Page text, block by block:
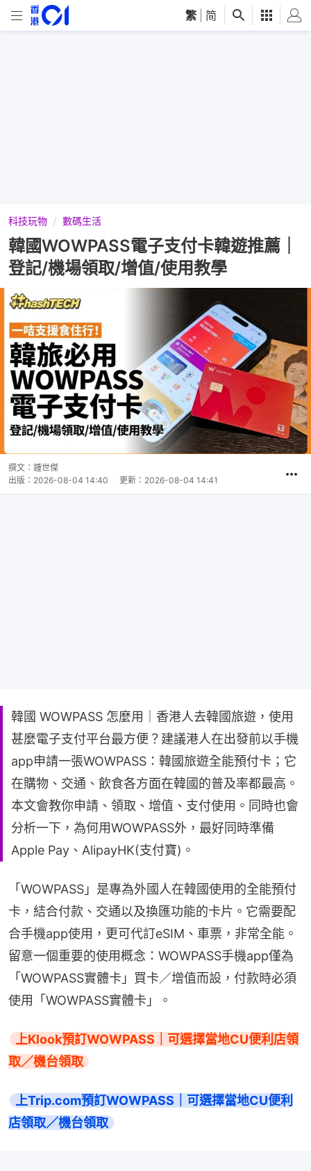
繁 简
科技玩物 數碼生活
韓國WOWPASS電子支付卡韓遊推薦｜
登記/機場領取/增值/使用教學
撰文： 鍾世傑
出版： 2026-08-04 14:40 更新： 2026-08-04 14:41
韓國 WOWPASS 怎麼用｜香港人去韓國旅遊，使用
甚麼電子支付平台最方便？建議港人在出發前以手機
app申請一張WOWPASS：韓國旅遊全能預付卡；它
在購物、交通、飲食各方面在韓國的普及率都最高。
本文會教你申請、領取、增值、支付使用。同時也會
分析一下，為何用WOWPASS外，最好同時準備
Apple Pay、AlipayHK(支付寶)。
「WOWPASS」是專為外國人在韓國使用的全能預付
卡，結合付款、交通以及換匯功能的卡片。它需要配
合手機app使用，更可代訂eSIM、車票，非常全能。
留意一個重要的使用概念：WOWPASS手機app僅為
「WOWPASS實體卡」買卡／增值而設，付款時必須
使用「WOWPASS實體卡」。
上Klook預訂WOWPASS｜可選擇當地CU便利店領
取／機台領取
上Trip.com預訂WOWPASS｜可選擇當地CU便利
店領取／機台領取